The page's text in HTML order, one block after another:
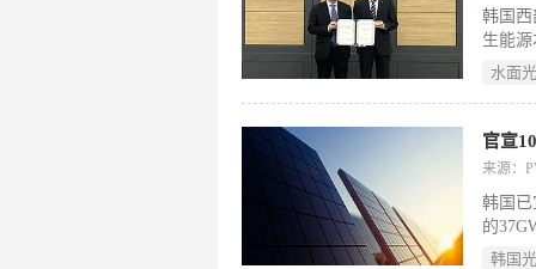
韩国
生能
式上
水面
官宣
来源：
韩国
的
生能
韩国